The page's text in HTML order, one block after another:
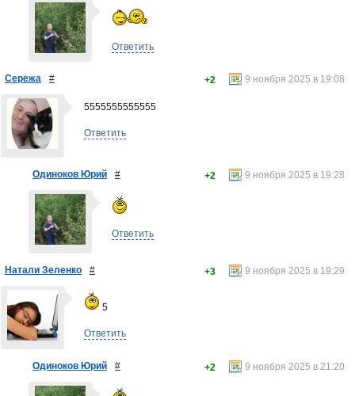
Ответить
Сережа # 9 ноября 2025 в 19:08
+2
5555555555555
Ответить
Одиноков Юрий # 9 ноября 2025 в 19:28
+2
Ответить
Натали Зеленко # 9 ноября 2025 в 19:29
+3
5
Ответить
Одиноков Юрий # 9 ноября 2025 в 21:20
+2